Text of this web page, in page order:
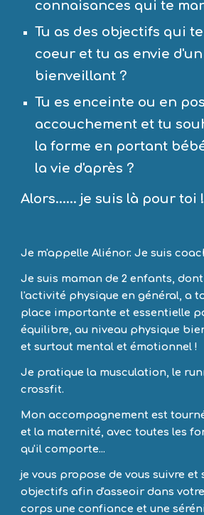
connaisances qui te
Tu as des objectifs qui
coeur et tu as envie
bienveillant ?
Tu es enceinte ou en
accouchement et tu
la forme en portant
la vie d'après ?
Alors...... je suis là pour toi
Je m'appelle Aliénor. Je suis
Je suis maman de 2 enfants,
l'activité physique en général, a
place importante et essentielle
équilibre, au niveau physique
et surtout mental et émotionnel !
Je pratique la musculation, le
crossfit.
Mon accompagnement est
et la maternité, avec toutes les
qu'il comporte...
je vous propose de vous suivre et
objectifs afin d'asseoir dans
corps une confiance et une